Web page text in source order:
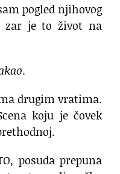
pogled njihovog
je to život na
.
drugim vratima.
koju je čovek
posuda prepuna